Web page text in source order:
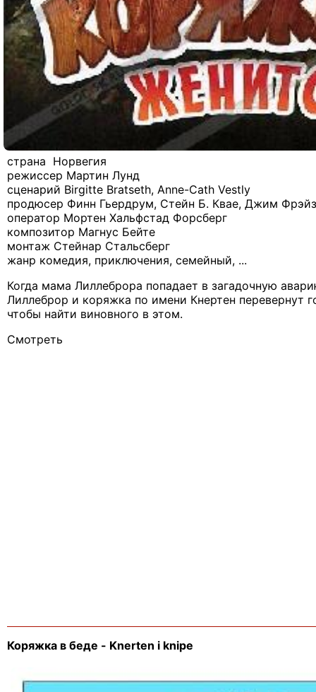
страна Норвегия
режиссер Мартин Лунд
сценарий Birgitte Bratseth, Anne-Cath Vestly
продюсер Финн Гьердрум, Стейн Б. Квае, Джим
оператор Мортен Хальфстад Форсберг
композитор Магнус Бейте
монтаж Стейнар Стальсберг
жанр комедия, приключения, семейный, ...
Когда мама Лиллеброра попадает в загадочную
Лиллеброр и коряжка по имени Кнертен перевернут
чтобы найти виновного в этом.
Смотреть
Коряжка в беде - Knerten i knipe